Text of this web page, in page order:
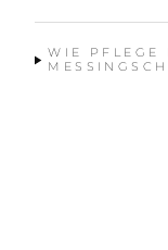
WIE PFLEGE